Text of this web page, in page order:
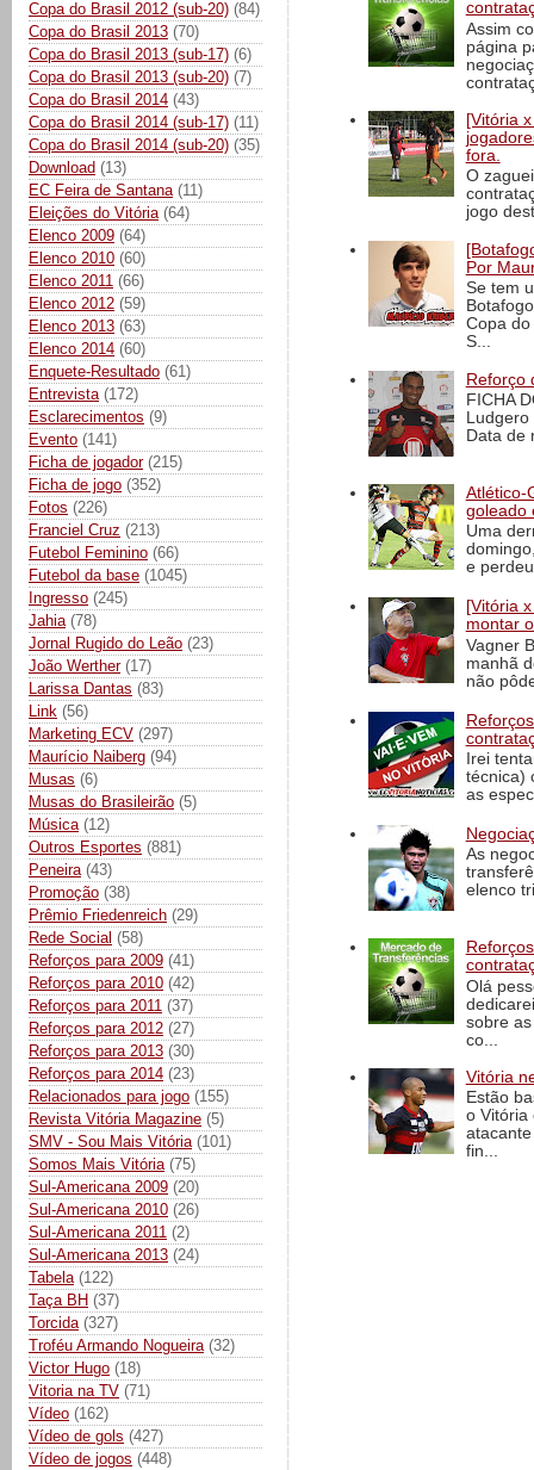
Copa do Brasil 2012 (sub-20) (84)
Copa do Brasil 2013 (70)
Copa do Brasil 2013 (sub-17) (6)
Copa do Brasil 2013 (sub-20) (7)
Copa do Brasil 2014 (43)
Copa do Brasil 2014 (sub-17) (11)
Copa do Brasil 2014 (sub-20) (35)
Download (13)
EC Feira de Santana (11)
Eleições do Vitória (64)
Elenco 2009 (64)
Elenco 2010 (60)
Elenco 2011 (66)
Elenco 2012 (59)
Elenco 2013 (63)
Elenco 2014 (60)
Enquete-Resultado (61)
Entrevista (172)
Esclarecimentos (9)
Evento (141)
Ficha de jogador (215)
Ficha de jogo (352)
Fotos (226)
Franciel Cruz (213)
Futebol Feminino (66)
Futebol da base (1045)
Ingresso (245)
Jahia (78)
Jornal Rugido do Leão (23)
João Werther (17)
Larissa Dantas (83)
Link (56)
Marketing ECV (297)
Maurício Naiberg (94)
Musas (6)
Musas do Brasileirão (5)
Música (12)
Outros Esportes (881)
Peneira (43)
Promoção (38)
Prêmio Friedenreich (29)
Rede Social (58)
Reforços para 2009 (41)
Reforços para 2010 (42)
Reforços para 2011 (37)
Reforços para 2012 (27)
Reforços para 2013 (30)
Reforços para 2014 (23)
Relacionados para jogo (155)
Revista Vitória Magazine (5)
SMV - Sou Mais Vitória (101)
Somos Mais Vitória (75)
Sul-Americana 2009 (20)
Sul-Americana 2010 (26)
Sul-Americana 2011 (2)
Sul-Americana 2013 (24)
Tabela (122)
Taça BH (37)
Torcida (327)
Troféu Armando Nogueira (32)
Victor Hugo (18)
Vitoria na TV (71)
Vídeo (162)
Vídeo de gols (427)
Vídeo de jogos (448)
Assim
página
[Vitória
fora.
O
jogo
Por
Se tem
Copa
S...
Reforço
FICHA
Data de
Atlético-
goleado
Uma
e
[Vitória
montar
Vagner
manhã
não
Irei
técnica)
as
As
elenco
Olá
sobre
co...
Vitória
Estão
o Vitória
fin...